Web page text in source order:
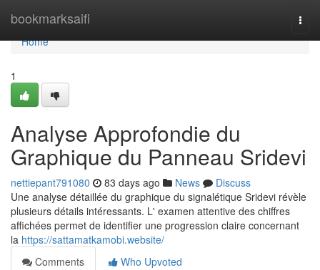
bookmarksaifi
Home
Home
1
Analyse Approfondie du
Graphique du Panneau Sridevi
nettiepant791080 83 days ago News
Discuss
Une analyse détaillée du graphique du signalétique Sridevi révèle
plusieurs détails intéressants. L' examen attentive des chiffres
affichées permet de identifier une progression claire concernant
la https://sattamatkamobi.website/
Comments
Who Upvoted